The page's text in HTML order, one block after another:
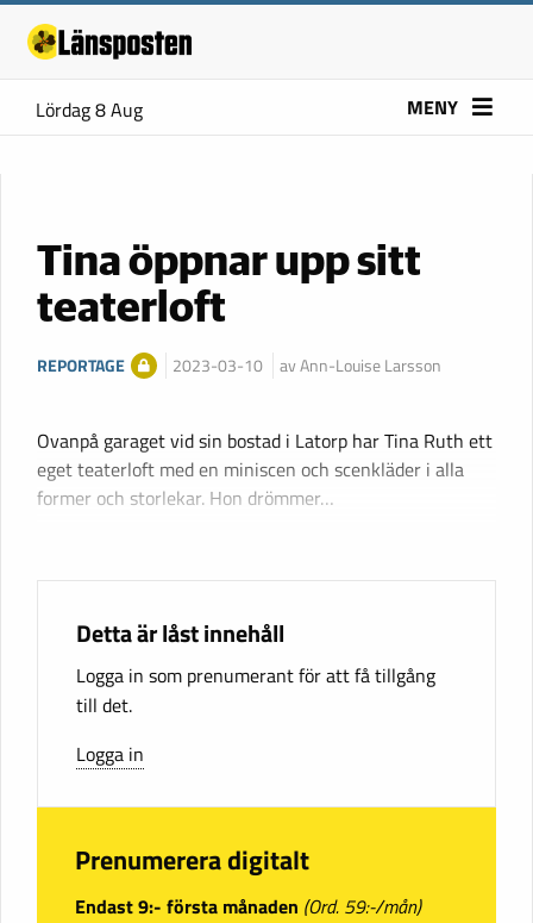
Lördag 8 Aug MENY
Tina öppnar upp sitt
teaterloft
REPORTAGE 2023-03-10 av Ann-Louise Larsson
Ovanpå garaget vid sin bostad i Latorp har Tina Ruth ett
eget teaterloft med en miniscen och scenkläder i alla
former och storlekar. Hon drömmer…
Detta är låst innehåll
Logga in som prenumerant för att få tillgång
till det.
Logga in
Prenumerera digitalt
Endast 9:- första månaden (Ord. 59:-/mån)